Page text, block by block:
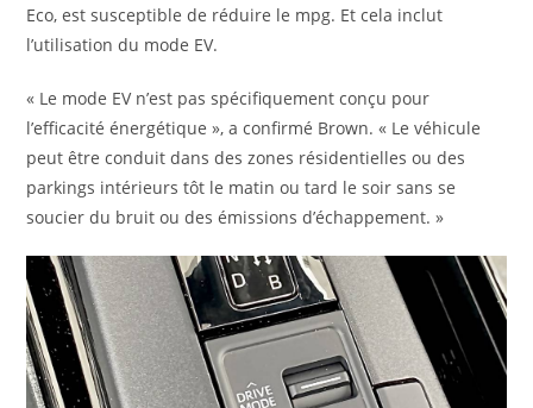
Eco, est susceptible de réduire le mpg. Et cela inclut
l’utilisation du mode EV.
« Le mode EV n’est pas spécifiquement conçu pour
l’efficacité énergétique », a confirmé Brown. « Le véhicule
peut être conduit dans des zones résidentielles ou des
parkings intérieurs tôt le matin ou tard le soir sans se
soucier du bruit ou des émissions d’échappement. »